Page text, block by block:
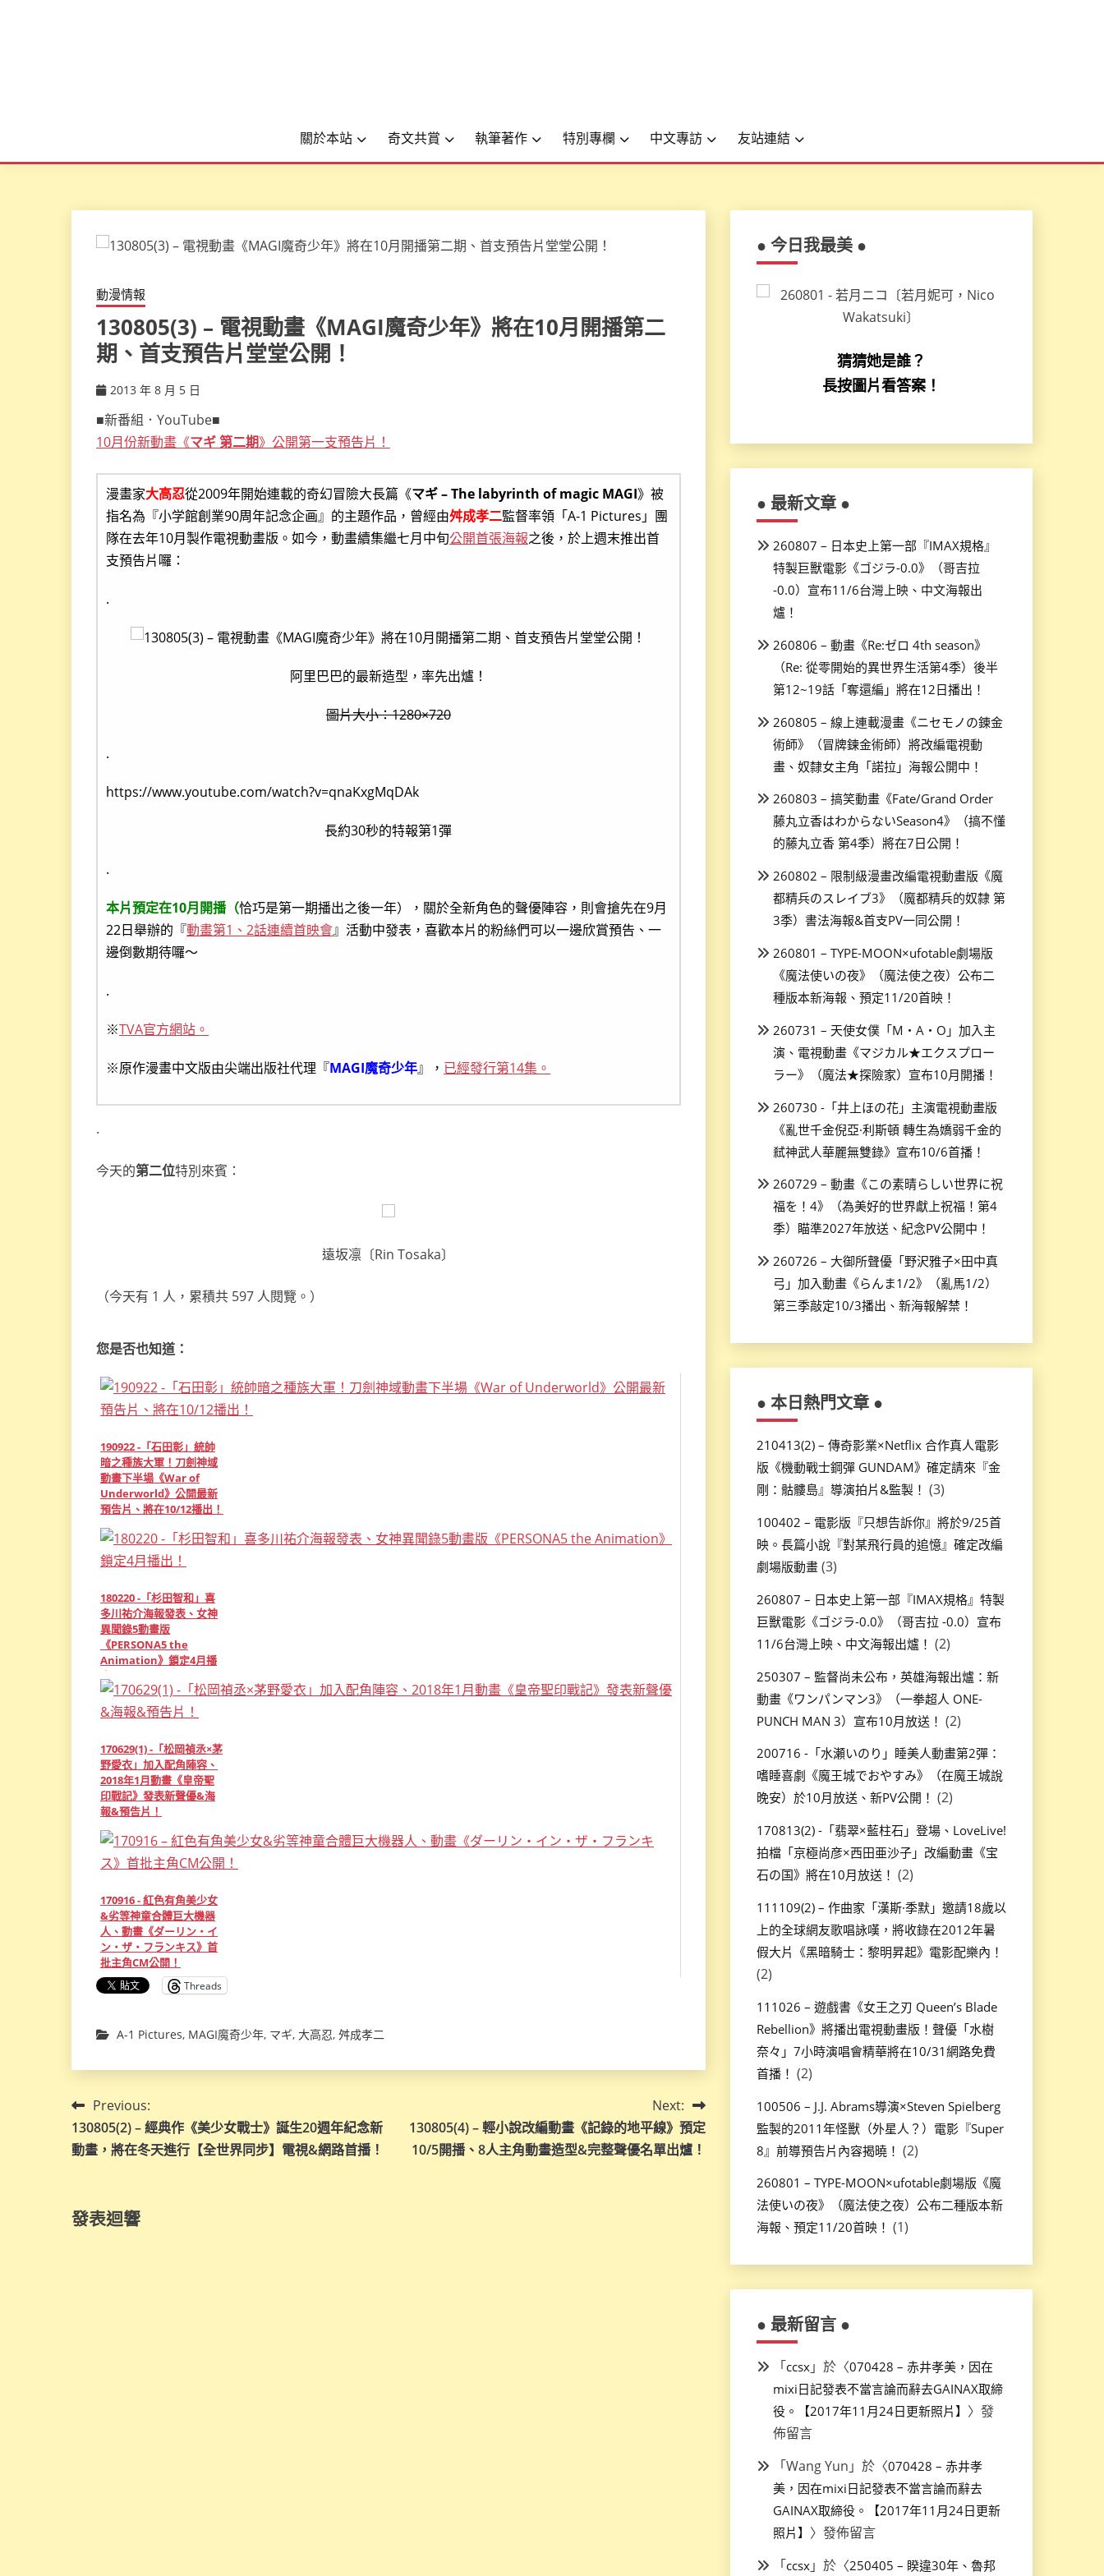
關於本站 奇文共賞 執筆著作 特別專欄 中文專訪 友站連結
動漫情報
130805(3) – 電視動畫《MAGI魔奇少年》將在10月開播第二
期、首支預告片堂堂公開！
2013 年 8 月 5 日
■新番組．YouTube■
10月份新動畫《マギ 第二期》公開第一支預告片！
漫畫家大高忍從2009年開始連載的奇幻冒險大長篇《マギ – The labyrinth of magic MAGI》被
指名為『小学館創業90周年記念企画』的主題作品，曾經由舛成孝二監督率領「A-1 Pictures」團
隊在去年10月製作電視動畫版。如今，動畫續集繼七月中旬公開首張海報之後，於上週末推出首
支預告片囉：
.
阿里巴巴的最新造型，率先出爐！
圖片大小：1280×720
.
https://www.youtube.com/watch?v=qnaKxgMqDAk
長約30秒的特報第1彈
.
本片預定在10月開播（恰巧是第一期播出之後一年），關於全新角色的聲優陣容，則會搶先在9月
22日舉辦的『動畫第1、2話連續首映會』活動中發表，喜歡本片的粉絲們可以一邊欣賞預告、一
邊倒數期待囉～
.
※TVA官方網站。
※原作漫畫中文版由尖端出版社代理『MAGI魔奇少年』， 已經發行第14集。
.
今天的第二位特別來賓：
遠坂凛〔Rin Tosaka〕
（今天有 1 人，累積共 597 人閱覽。）
您是否也知道：
190922 -「石田彰」統帥
暗之種族大軍！刀劍神域
動畫下半場《War of
Underworld》公開最新
預告片、將在10/12播出！
180220 -「杉田智和」喜
多川祐介海報發表、女神
異聞錄5動畫版
《PERSONA5 the
Animation》鎖定4月播
出！
170629(1) -「松岡禎丞×茅
野愛衣」加入配角陣容、
2018年1月動畫《皇帝聖
印戰記》發表新聲優&海
報&預告片！
170916 - 紅色有角美少女
&劣等神童合體巨大機器
人、動畫《ダーリン・イ
ン・ザ・フランキス》首
批主角CM公開！
Threads
A-1 Pictures, MAGI魔奇少年, マギ, 大高忍, 舛成孝二
文
章
覽
Previous:
130805(2) – 經典作《美少女戰士》誕生20週年紀念新
動畫，將在冬天進行【全世界同步】電視&網路首播！
Next:
130805(4) – 輕小說改編動畫《記錄的地平線》預定
10/5開播、8人主角動畫造型&完整聲優名單出爐！
發表迴響
● 今日我最美 ●
猜猜她是誰？
長按圖片看答案！
● 最新文章 ●
260807 – 日本史上第一部『IMAX規格』
特製巨獸電影《ゴジラ-0.0》（哥吉拉
-0.0）宣布11/6台灣上映、中文海報出
爐！
260806 – 動畫《Re:ゼロ 4th season》
（Re: 從零開始的異世界生活第4季）後半
第12~19話「奪還編」將在12日播出！
260805 – 線上連載漫畫《ニセモノの錬金
術師》（冒牌鍊金術師）將改編電視動
畫、奴隸女主角「諾拉」海報公開中！
260803 – 搞笑動畫《Fate/Grand Order
藤丸立香はわからないSeason4》（搞不懂
的藤丸立香 第4季）將在7日公開！
260802 – 限制級漫畫改編電視動畫版《魔
都精兵のスレイブ3》（魔都精兵的奴隸 第
3季）書法海報&首支PV一同公開！
260801 – TYPE-MOON×ufotable劇場版
《魔法使いの夜》（魔法使之夜）公布二
種版本新海報、預定11/20首映！
260731 – 天使女僕「M・A・O」加入主
演、電視動畫《マジカル★エクスプロー
ラー》（魔法★探險家）宣布10月開播！
260730 -「井上ほの花」主演電視動畫版
《亂世千金倪亞·利斯頓 轉生為嬌弱千金的
弒神武人華麗無雙錄》宣布10/6首播！
260729 – 動畫《この素晴らしい世界に祝
福を！4》（為美好的世界獻上祝福！第4
季）瞄準2027年放送、紀念PV公開中！
260726 – 大御所聲優「野沢雅子×田中真
弓」加入動畫《らんま1/2》（亂馬1/2）
第三季敲定10/3播出、新海報解禁！
● 本日熱門文章 ●
210413(2) – 傳奇影業×Netflix 合作真人電影
版《機動戰士鋼彈 GUNDAM》確定請來『金
剛：骷髏島』導演拍片&監製！ (3)
100402 – 電影版『只想告訴你』將於9/25首
映。長篇小說『對某飛行員的追憶』確定改編
劇場版動畫 (3)
260807 – 日本史上第一部『IMAX規格』特製
巨獸電影《ゴジラ-0.0》（哥吉拉 -0.0）宣布
11/6台灣上映、中文海報出爐！ (2)
250307 – 監督尚未公布，英雄海報出爐：新
動畫《ワンパンマン3》（一拳超人 ONE-
PUNCH MAN 3）宣布10月放送！ (2)
200716 -「水瀬いのり」睡美人動畫第2彈：
嗜睡喜劇《魔王城でおやすみ》（在魔王城說
晚安）於10月放送、新PV公開！ (2)
170813(2) -「翡翠×藍柱石」登場、LoveLive!
拍檔「京極尚彦×西田亜沙子」改編動畫《宝
石の国》將在10月放送！ (2)
111109(2) – 作曲家「漢斯·季默」邀請18歲以
上的全球網友歌唱詠嘆，將收錄在2012年暑
假大片《黑暗騎士：黎明昇起》電影配樂內！
(2)
111026 – 遊戲書《女王之刃 Queen’s Blade
Rebellion》將播出電視動畫版！聲優「水樹
奈々」7小時演唱會精華將在10/31網路免費
首播！ (2)
100506 – J.J. Abrams導演×Steven Spielberg
監製的2011年怪獸（外星人？）電影『Super
8』前導預告片內容揭曉！ (2)
260801 – TYPE-MOON×ufotable劇場版《魔
法使いの夜》（魔法使之夜）公布二種版本新
海報、預定11/20首映！ (1)
● 最新留言 ●
「ccsx」於〈070428 – 赤井孝美，因在
mixi日記發表不當言論而辭去GAINAX取締
役。【2017年11月24日更新照片】 〉發
佈留言
「Wang Yun 」於〈070428 – 赤井孝
美，因在mixi日記發表不當言論而辭去
GAINAX取締役。【2017年11月24日更新
照片】 〉發佈留言
「ccsx」於〈250405 – 睽違30年、魯邦